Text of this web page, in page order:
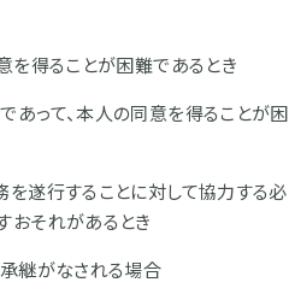
を得ることが困難であるとき
あって、本人の同意を得ることが困
遂行することに対して協力する必
おそれがあるとき
継がなされる場合